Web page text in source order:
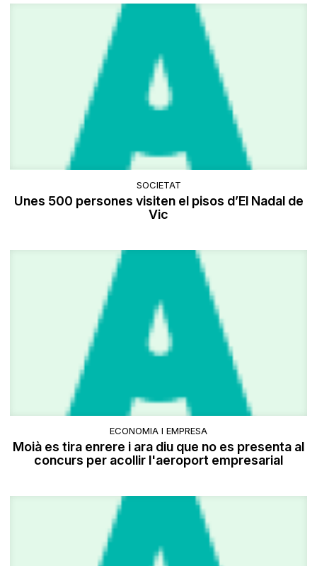
SOCIETAT
Unes 500 persones visiten el pisos d’El Nadal de
Vic
ECONOMIA I EMPRESA
Moià es tira enrere i ara diu que no es presenta al
concurs per acollir l'aeroport empresarial